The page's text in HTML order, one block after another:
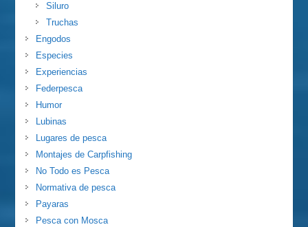
Siluro
Truchas
Engodos
Especies
Experiencias
Federpesca
Humor
Lubinas
Lugares de pesca
Montajes de Carpfishing
No Todo es Pesca
Normativa de pesca
Payaras
Pesca con Mosca